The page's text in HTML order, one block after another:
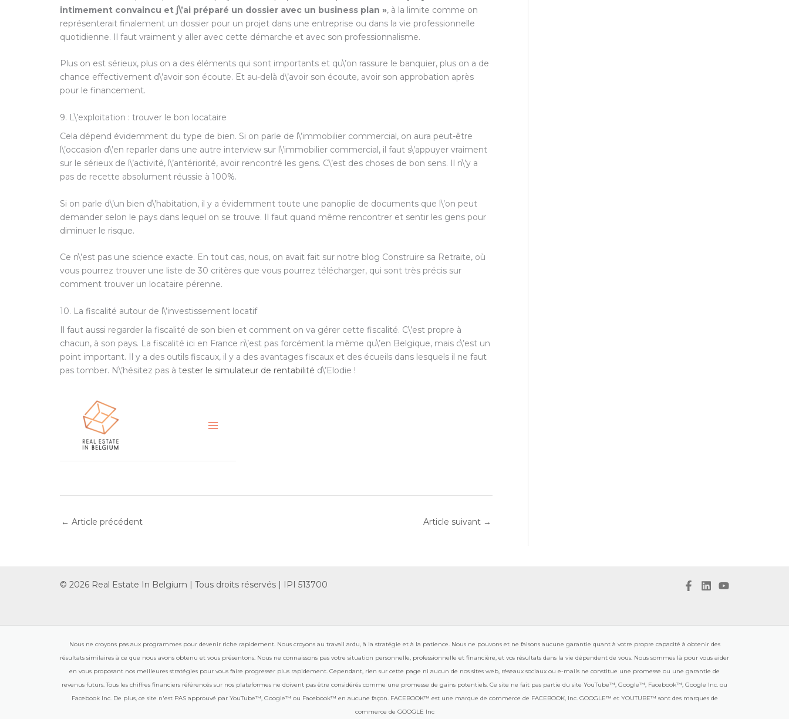
intimement convaincu et j\’ai préparé un dossier avec un business plan », à la limite comme on
représenterait finalement un dossier pour un projet dans une entreprise ou dans la vie professionnelle
quotidienne. Il faut vraiment y aller avec cette démarche et avec son professionnalisme.
Plus on est sérieux, plus on a des éléments qui sont importants et qu\’on rassure le banquier, plus on a de
chance effectivement d\’avoir son écoute. Et au-delà d\’avoir son écoute, avoir son approbation après
pour le financement.
9. L\’exploitation : trouver le bon locataire
Cela dépend évidemment du type de bien. Si on parle de l\’immobilier commercial, on aura peut-être
l\’occasion d\’en reparler dans une autre interview sur l\’immobilier commercial, il faut s\’appuyer vraiment
sur le sérieux de l\’activité, l\’antériorité, avoir rencontré les gens. C\’est des choses de bon sens. Il n\’y a
pas de recette absolument réussie à 100%.
Si on parle d\’un bien d\’habitation, il y a évidemment toute une panoplie de documents que l\’on peut
demander selon le pays dans lequel on se trouve. Il faut quand même rencontrer et sentir les gens pour
diminuer le risque.
Ce n\’est pas une science exacte. En tout cas, nous, on avait fait sur notre blog Construire sa Retraite, où
vous pourrez trouver une liste de 30 critères que vous pourrez télécharger, qui sont très précis sur
comment trouver un locataire pérenne.
10. La fiscalité autour de l\’investissement locatif
Il faut aussi regarder la fiscalité de son bien et comment on va gérer cette fiscalité. C\’est propre à
chacun, à son pays. La fiscalité ici en France n\’est pas forcément la même qu\’en Belgique, mais c\’est un
point important. Il y a des outils fiscaux, il y a des avantages fiscaux et des écueils dans lesquels il ne faut
pas tomber. N\’hésitez pas à tester le simulateur de rentabilité d\’Elodie !
← Article précédent Article suivant →
© 2026 Real Estate In Belgium | Tous droits réservés | IPI 513700
Nous ne croyons pas aux programmes pour devenir riche rapidement. Nous croyons au travail ardu, à la stratégie et à la patience. Nous ne pouvons et ne faisons aucune garantie quant à votre propre capacité à obtenir des
résultats similaires à ce que nous avons obtenu et vous présentons. Nous ne connaissons pas votre situation personnelle, professionnelle et financière, et vos résultats dans la vie dépendent de vous. Nous sommes là pour vous aider
en vous proposant nos meilleures stratégies pour vous faire progresser plus rapidement. Cependant, rien sur cette page ni aucun de nos sites web, réseaux sociaux ou e-mails ne constitue une promesse ou une garantie de
revenus futurs. Tous les chiffres financiers référencés sur nos plateformes ne doivent pas être considérés comme une promesse de gains potentiels. Ce site ne fait pas partie du site YouTube™, Google™, Facebook™, Google Inc. ou
Facebook Inc. De plus, ce site n'est PAS approuvé par YouTube™, Google™ ou Facebook™ en aucune façon. FACEBOOK™ est une marque de commerce de FACEBOOK, Inc. GOOGLE™ et YOUTUBE™ sont des marques de
commerce de GOOGLE Inc